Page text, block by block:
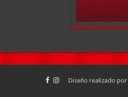
Diseño realizado por